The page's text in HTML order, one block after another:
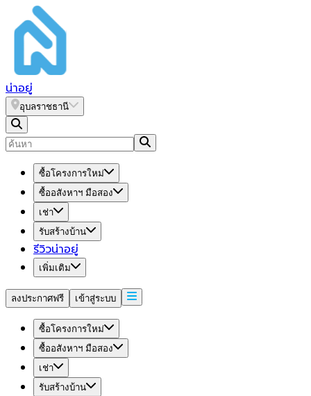
น่าอยู่
อุบลราชธานี
ซื้อโครงการใหม่
ซื้ออสังหาฯ มือสอง
เช่า
รับสร้างบ้าน
รีวิวน่าอยู่
เพิ่มเติม
ลงประกาศฟรี เข้าสู่ระบบ
ซื้อโครงการใหม่
ซื้ออสังหาฯ มือสอง
เช่า
รับสร้างบ้าน